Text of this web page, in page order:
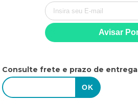
Consulte frete e prazo de entrega